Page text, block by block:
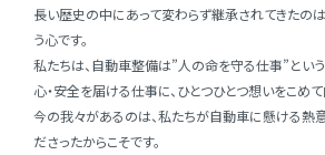
⻑い歴史の中にあって変わらず継承されてきたの
う⼼です。
私たちは、⾃動⾞整備は”⼈の命を守る仕事”とい
⼼・安全を届ける仕事に、ひとつひとつ想いをこめて
今の我々があるのは、私たちが⾃動⾞に懸ける熱
ださったからこそです。